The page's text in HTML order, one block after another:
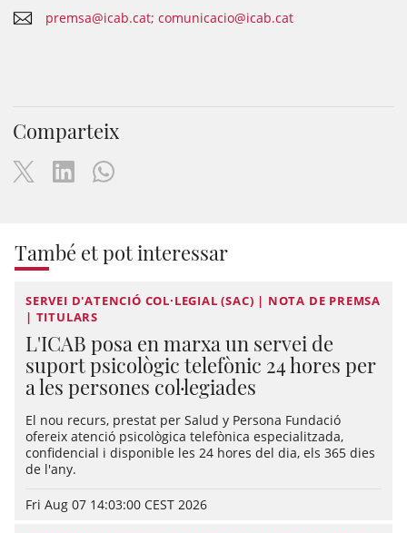
premsa@icab.cat; comunicacio@icab.cat
Comparteix
També et pot interessar
SERVEI D'ATENCIÓ COL·LEGIAL (SAC) | NOTA DE PREMSA
| TITULARS
L'ICAB posa en marxa un servei de
suport psicològic telefònic 24 hores per
a les persones col·legiades
El nou recurs, prestat per Salud y Persona Fundació
ofereix atenció psicològica telefònica especialitzada,
confidencial i disponible les 24 hores del dia, els 365 dies
de l'any.
Fri Aug 07 14:03:00 CEST 2026